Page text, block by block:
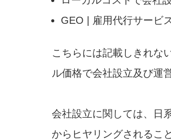
GEO | 雇用代行サービ
こちらには記載しきれな
ル価格で会社設立及び運
会社設立に関しては、日
からヒヤリングされるこ